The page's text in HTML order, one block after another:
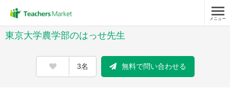
メニュー
東京大学農学部のはっせ先生
3名 無料で問い合わせる